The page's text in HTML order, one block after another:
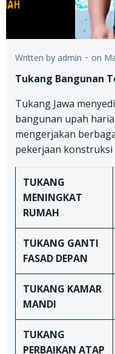
Written by admin - on
Tukang Bangunan
Tukang Jawa
bangunan upah
mengerjakan
pekerjaan konstruksi
TUKANG
MENINGKAT
RUMAH
TUKANG GANTI
FASAD DEPAN
TUKANG KAMAR
MANDI
TUKANG
PERBAIKAN ATAP